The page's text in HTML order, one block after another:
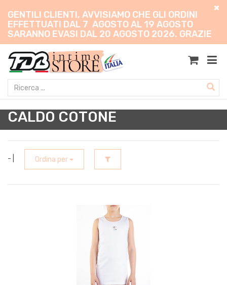
GENTILI CLIENTI, AVVISIAMO CHE GLI ORDINI
EFFETTUATI DAL 7 AGOSTO AL 19 AGOSTO
SARANNO EVASI DAL 20 AGOSTO 2026. GRAZIE
CALDO COTONE
- | Ordina per